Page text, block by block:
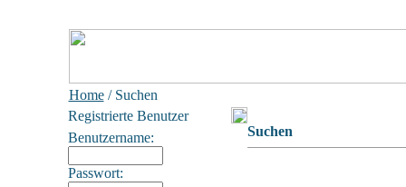
Home/ Suchen
Registrierte Benutzer
Benutzername:
Passwort:
Suchen